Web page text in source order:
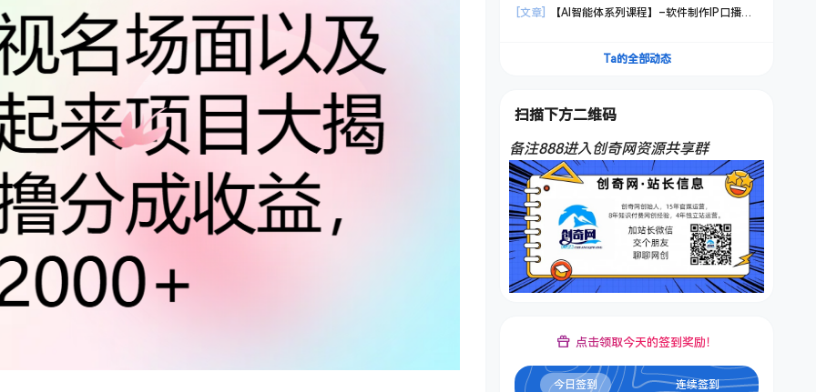
[文章]
【AI智能体系列课程】–软件制作IP口播视
频，轻松起号，日入1000+
Ta的全部动态
扫描下方二维码
备注888进入创奇网资源共享群
点击领取今天的签到奖励！
今日签到 连续签到